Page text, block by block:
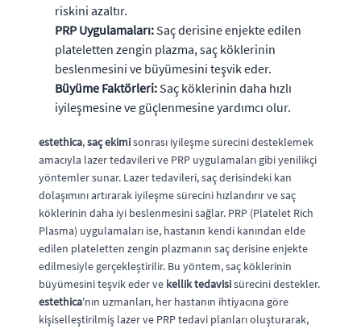
riskini azaltır.
PRP Uygulamaları: Saç derisine enjekte edilen
plateletten zengin plazma, saç köklerinin
beslenmesini ve büyümesini teşvik eder.
Büyüme Faktörleri: Saç köklerinin daha hızlı
iyileşmesine ve güçlenmesine yardımcı olur.
estethica,saç ekimisonrası iyileşme sürecini desteklemek
amacıyla lazer tedavileri ve PRP uygulamaları gibi yenilikçi
yöntemler sunar. Lazer tedavileri, saç derisindeki kan
dolaşımını artırarak iyileşme sürecini hızlandırır ve saç
köklerinin daha iyi beslenmesini sağlar. PRP (Platelet Rich
Plasma) uygulamaları ise, hastanın kendi kanından elde
edilen plateletten zengin plazmanın saç derisine enjekte
edilmesiyle gerçekleştirilir. Bu yöntem, saç köklerinin
büyümesini teşvik eder ve kellik tedavisisürecini destekler.
estethica'nın uzmanları, her hastanın ihtiyacına göre
kişiselleştirilmiş lazer ve PRP tedavi planları oluşturarak,